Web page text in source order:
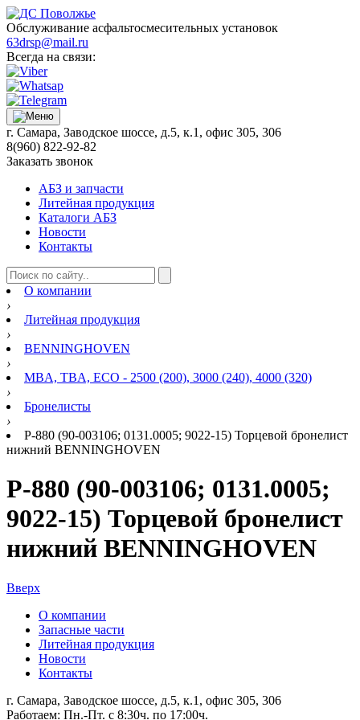
Обслуживание асфальтосмесительных установок
63drsp@mail.ru
Всегда на связи:
г. Самара, Заводское шоссе, д.5, к.1, офис 305, 306
8(960) 822-92-82
Заказать звонок
АБЗ и запчасти
Литейная продукция
Каталоги АБЗ
Новости
Контакты
О компании
›
Литейная продукция
›
BENNINGHOVEN
›
MBA, TBA, ECO - 2500 (200), 3000 (240), 4000 (320)
›
Бронелисты
›
Р-880 (90-003106; 0131.0005; 9022-15) Торцевой бронелист
нижний BENNINGHOVEN
Р-880 (90-003106; 0131.0005;
9022-15) Торцевой бронелист
нижний BENNINGHOVEN
Вверх
О компании
Запасные части
Литейная продукция
Новости
Контакты
г. Самара, Заводское шоссе, д.5, к.1, офис 305, 306
Работаем: Пн.-Пт. с 8:30ч. по 17:00ч.